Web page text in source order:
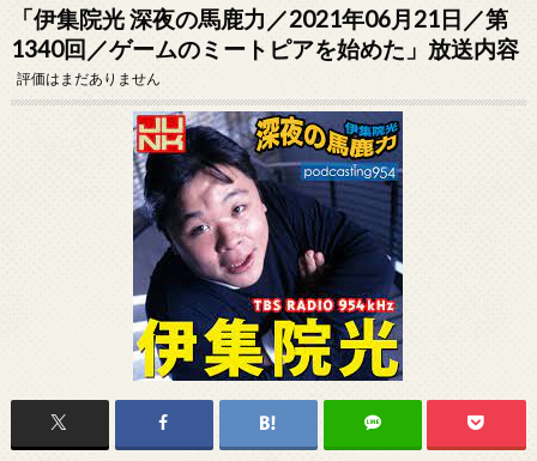
「伊集院光 深夜の馬鹿力／2021年06月21日／第
1340回／ゲームのミートピアを始めた」放送内容
評価はまだありません